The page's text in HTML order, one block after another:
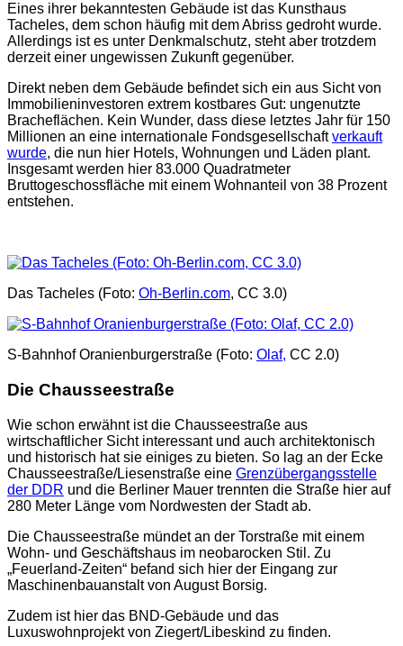
Eines ihrer bekanntesten Gebäude ist das Kunsthaus
Tacheles, dem schon häufig mit dem Abriss gedroht wurde.
Allerdings ist es unter Denkmalschutz, steht aber trotzdem
derzeit einer ungewissen Zukunft gegenüber.
Direkt neben dem Gebäude befindet sich ein aus Sicht von
Immobilieninvestoren extrem kostbares Gut: ungenutzte
Bracheflächen. Kein Wunder, dass diese letztes Jahr für 150
Millionen an eine internationale Fondsgesellschaftverkauft
wurde, die nun hier Hotels, Wohnungen und Läden plant.
Insgesamt werden hier 83.000 Quadratmeter
Bruttogeschossfläche mit einem Wohnanteil von 38 Prozent
entstehen.
Das Tacheles (Foto: Oh-Berlin.com, CC 3.0)
S-Bahnhof Oranienburgerstraße (Foto: Olaf, CC 2.0)
Die Chausseestraße
Wie schon erwähnt ist die Chausseestraße aus
wirtschaftlicher Sicht interessant und auch architektonisch
und historisch hat sie einiges zu bieten. So lag an der Ecke
Chausseestraße/Liesenstraße eine Grenzübergangsstelle
der DDR und die Berliner Mauer trennten die Straße hier auf
280 Meter Länge vom Nordwesten der Stadt ab.
Die Chausseestraße mündet an der Torstraße mit einem
Wohn- und Geschäftshaus im neobarocken Stil. Zu
„Feuerland-Zeiten“ befand sich hier der Eingang zur
Maschinenbauanstalt von August Borsig.
Zudem ist hier das BND-Gebäude und das
Luxuswohnprojekt von Ziegert/Libeskind zu finden.